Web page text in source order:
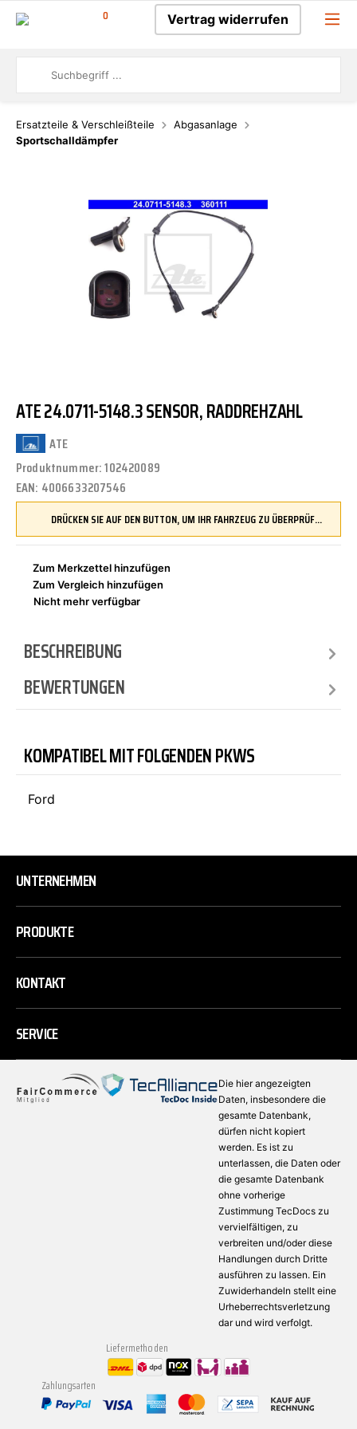
0 Vertrag widerrufen
Ersatzteile & Verschleißteile
Abgasanlage
Sportschalldämpfer
ATE 24.0711-5148.3 SENSOR, RADDREHZAHL
ATE
Produktnummer:102420089
EAN: 4006633207546
DRÜCKEN SIE AUF DEN BUTTON, UM IHR FAHRZEUG ZU ÜBERPRÜFEN UND SICHERZUSTELLEN, DASS DIESES TEIL KOMPATIBEL IST, BEVOR SIE ES BESTELLEN
Zum Merkzettel hinzufügen
Zum Vergleich hinzufügen
Nicht mehr verfügbar
BESCHREIBUNG
BEWERTUNGEN
KOMPATIBEL MIT FOLGENDEN PKWS
Ford
UNTERNEHMEN
PRODUKTE
KONTAKT
SERVICE
Die hier angezeigten
Daten, insbesondere die
gesamte Datenbank,
dürfen nicht kopiert
werden. Es ist zu
unterlassen, die Daten oder
die gesamte Datenbank
ohne vorherige
Zustimmung TecDocs zu
vervielfältigen, zu
verbreiten und/oder diese
Handlungen durch Dritte
ausführen zu lassen. Ein
Zuwiderhandeln stellt eine
Urheberrechtsverletzung
dar und wird verfolgt.
Liefermethoden
Zahlungsarten